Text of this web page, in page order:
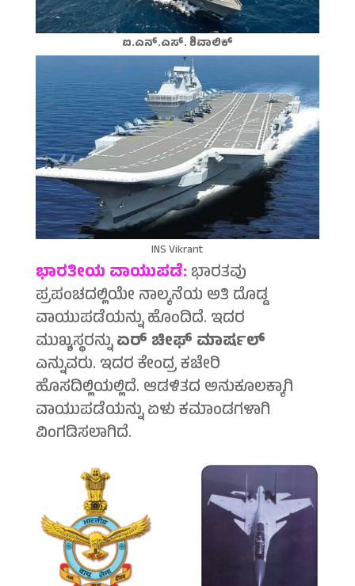
ಐ.ಎನ್.ಎಸ್. ಶಿವಾಲಿಕ್
INS Vikrant
ಭಾರತೀಯ ವಾಯುಪಡೆ: ಭಾರತವು
ಪ್ರಪಂಚದಲ್ಲಿಯೇ ನಾಲ್ಕನೆಯ ಅತಿ ದೊಡ್ಡ
ವಾಯುಪಡೆಯನ್ನು ಹೊಂದಿದೆ. ಇದರ
ಮುಖ್ಯಸ್ಥರನ್ನುಏರ್ ಚೀಫ್ ಮಾರ್ಷಲ್
ಎನ್ನುವರು. ಇದರ ಕೇಂದ್ರ ಕಚೇರಿ
ಹೊಸದಿಲ್ಲಿಯಲ್ಲಿದೆ. ಆಡಳಿತದ ಅನುಕೂಲಕ್ಕಾಗಿ
ವಾಯುಪಡೆಯನ್ನು ಏಳು ಕಮಾಂಡಗಳಾಗಿ
ವಿಂಗಡಿಸಲಾಗಿದೆ.